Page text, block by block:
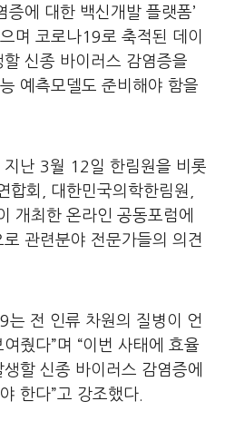
에 대한 백신개발 플랫폼’
며 코로나19로 축적된 데이
신종 바이러스 감염증을
예측모델도 준비해야 함을
지난 3월 12일 한림원을 비롯
합회, 대한민국의학한림원,
개최한 온라인 공동포럼에
관련분야 전문가들의 의견
는 전 인류 차원의 질병이 언
줬다”며 “이번 사태에 효율
할 신종 바이러스 감염증에
한다”고 강조했다.